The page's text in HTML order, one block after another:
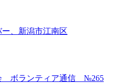
、新潟市江南区
ボランティア通信 №265